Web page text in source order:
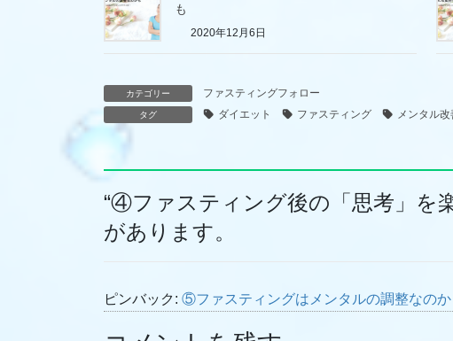
も
2020年12月6日
カテゴリー ファスティングフォロー
タグ ダイエット ファスティング メンタル改
“④ファスティング後の「思考」を
があります。
ピンバック: ⑤ファスティングはメンタルの調整なのか